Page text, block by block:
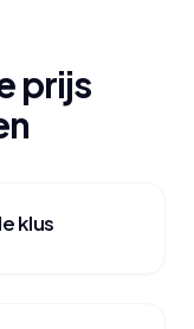
prijs
klus